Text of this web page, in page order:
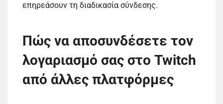
επηρεάσουν τη διαδικασία σύνδεσης.
Πώς να αποσυνδέσετε τον
λογαριασμό σας στο Twitch
από άλλες πλατφόρμες